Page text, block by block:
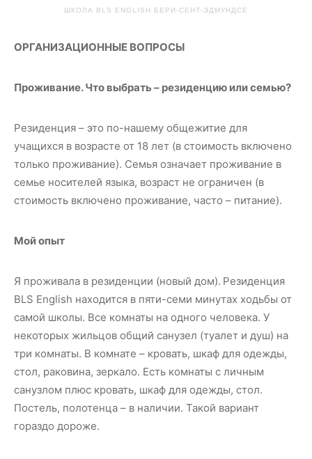
ШКОЛА BLS ENGLISH БЕРИ-СЕНТ-ЭДМУНДСЕ
ОРГАНИЗАЦИОННЫЕ ВОПРОСЫ
Проживание. Что выбрать – резиденцию или семью?
Резиденция – это по-нашему общежитие для
учащихся в возрасте от 18 лет (в стоимость включено
только проживание). Семья означает проживание в
семье носителей языка, возраст не ограничен (в
стоимость включено проживание, часто – питание).
Мой опыт
Я проживала в резиденции (новый дом). Резиденция
BLS English находится в пяти-семи минутах ходьбы от
самой школы. Все комнаты на одного человека. У
некоторых жильцов общий санузел (туалет и душ) на
три комнаты. В комнате – кровать, шкаф для одежды,
стол, раковина, зеркало. Есть комнаты с личным
санузлом плюс кровать, шкаф для одежды, стол.
Постель, полотенца – в наличии. Такой вариант
гораздо дороже.